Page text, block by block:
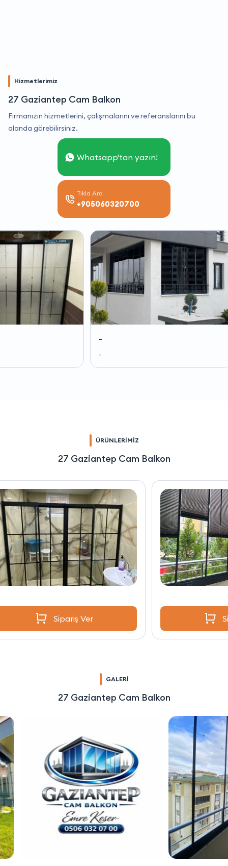
Hizmetlerimiz
27 Gaziantep Cam Balkon
Firmanızın hizmetlerini, çalışmalarını ve referanslarını bu
alanda görebilirsiniz.
Whatsapp'tan yazın!
Tıkla Ara
+905060320700
ÜRÜNLERİMİZ
27 Gaziantep Cam Balkon
GALERİ
27 Gaziantep Cam Balkon